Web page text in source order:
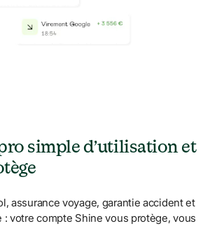
simple d’utilisation et
assurance voyage, garantie accident et
: votre compte Shine vous protège, vous